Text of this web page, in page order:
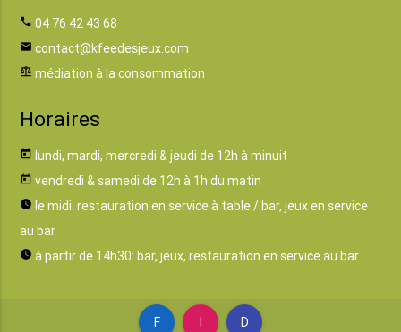
phone 04 76 42 43 68
email contact@kfeedesjeux.com
balance médiation à la consommation
Horaires
today lundi, mardi, mercredi & jeudi de 12h à minuit
today vendredi & samedi de 12h à 1h du matin
watch_later le midi: restauration en service à table / bar, jeux en service
au bar
watch_later à partir de 14h30: bar, jeux, restauration en service au bar
F D